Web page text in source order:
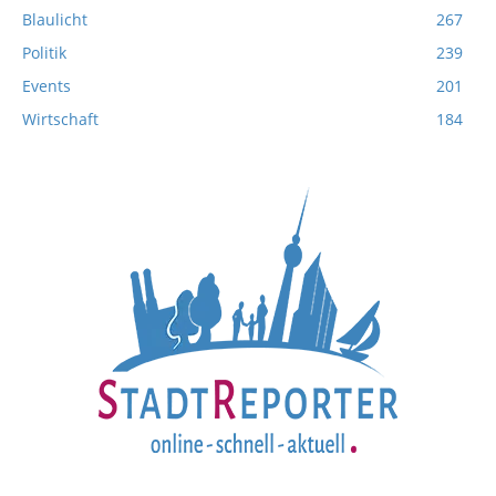
Blaulicht
267
Politik
239
Events
201
Wirtschaft
184